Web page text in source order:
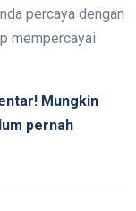
percaya dengan
mempercayai
Mungkin
pernah